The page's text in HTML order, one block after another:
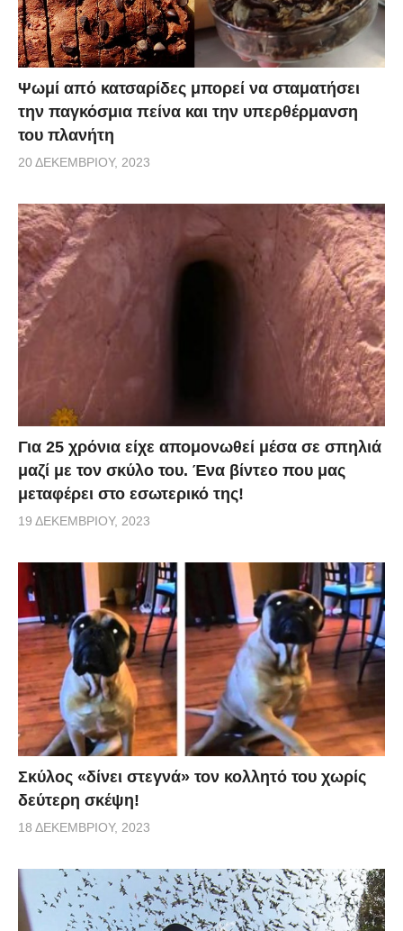
Ψωμί από κατσαρίδες μπορεί να σταματήσει
την παγκόσμια πείνα και την υπερθέρμανση
του πλανήτη
20 ΔΕΚΕΜΒΡΊΟΥ, 2023
Για 25 χρόνια είχε απομονωθεί μέσα σε σπηλιά
μαζί με τον σκύλο του. Ένα βίντεο που μας
μεταφέρει στο εσωτερικό της!
19 ΔΕΚΕΜΒΡΊΟΥ, 2023
Σκύλος «δίνει στεγνά» τον κολλητό του χωρίς
δεύτερη σκέψη!
18 ΔΕΚΕΜΒΡΊΟΥ, 2023